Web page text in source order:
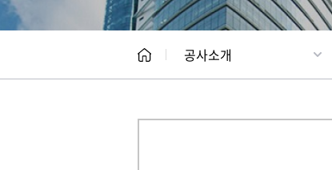
공사소개